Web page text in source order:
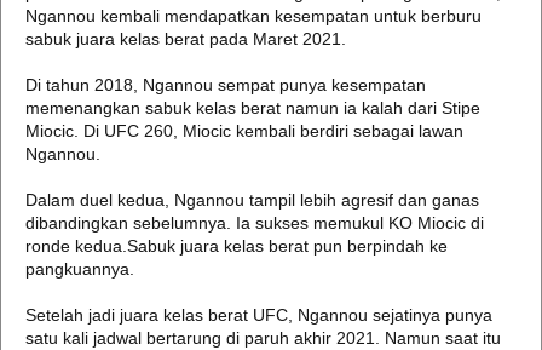
Ngannou kembali mendapatkan kesempatan untuk berburu
sabuk juara kelas berat pada Maret 2021.
Di tahun 2018, Ngannou sempat punya kesempatan
memenangkan sabuk kelas berat namun ia kalah dari Stipe
Miocic. Di UFC 260, Miocic kembali berdiri sebagai lawan
Ngannou.
Dalam duel kedua, Ngannou tampil lebih agresif dan ganas
dibandingkan sebelumnya. Ia sukses memukul KO Miocic di
ronde kedua.Sabuk juara kelas berat pun berpindah ke
pangkuannya.
Setelah jadi juara kelas berat UFC, Ngannou sejatinya punya
satu kali jadwal bertarung di paruh akhir 2021. Namun saat itu